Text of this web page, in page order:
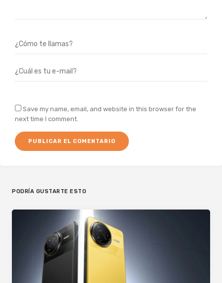
Save my name, email, and website in this browser for the
next time I comment.
PODRÍA GUSTARTE ESTO